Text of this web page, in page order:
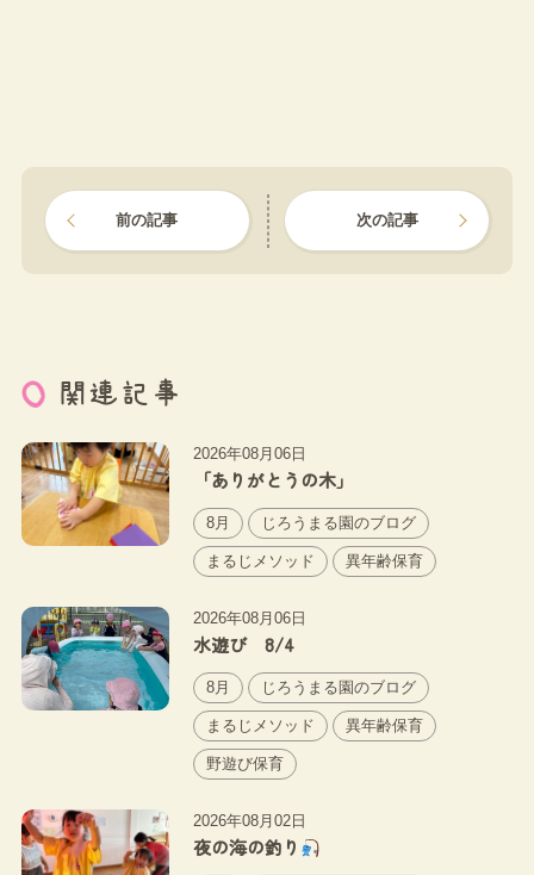
前の記事 次の記事
関連記事
2026年08月06日
「ありがとうの木」
8月 じろうまる園のブログ
まるじメソッド 異年齢保育
2026年08月06日
水遊び 8/4
8月 じろうまる園のブログ
まるじメソッド 異年齢保育
野遊び保育
2026年08月02日
夜の海の釣り